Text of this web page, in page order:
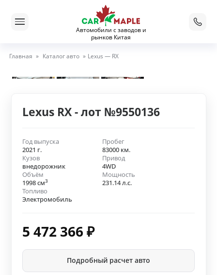
Автомобили с заводов и
рынков Китая
Главная » Каталог авто » Lexus — RX
Lexus RX - лот №9550136
Год выпуска
2021 г.
Пробег
83000 км.
Кузов
внедорожник
Привод
4WD
Объём
1998 см3
Мощность
231.14 л.с.
Топливо
Электромобиль
5 472 366 ₽
Подробный расчет авто